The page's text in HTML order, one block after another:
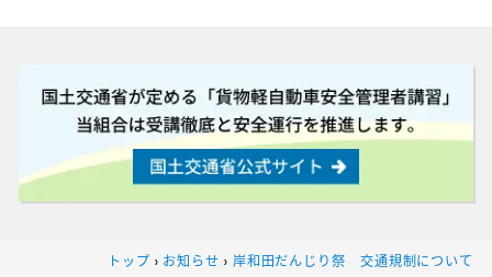
トップ › お知らせ › 岸和田だんじり祭 交通規制について